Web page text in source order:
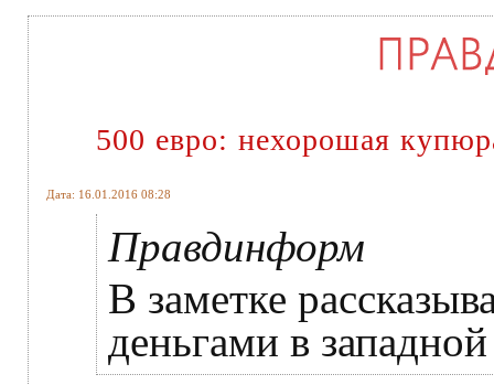
500 евро: нехорошая
Дата: 16.01.2016 08:28
Правдинформ
В заметке
деньгами в